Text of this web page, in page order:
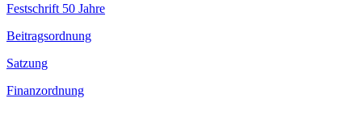
Festschrift 50 Jahre
Beitragsordnung
Satzung
Finanzordnung